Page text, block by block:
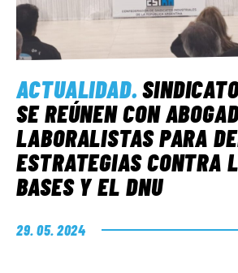
ACTUALIDAD.
SE REÚNEN CON
LABORALISTAS PARA
ESTRATEGIAS CONTRA
BASES Y EL DNU
29. 05. 2024